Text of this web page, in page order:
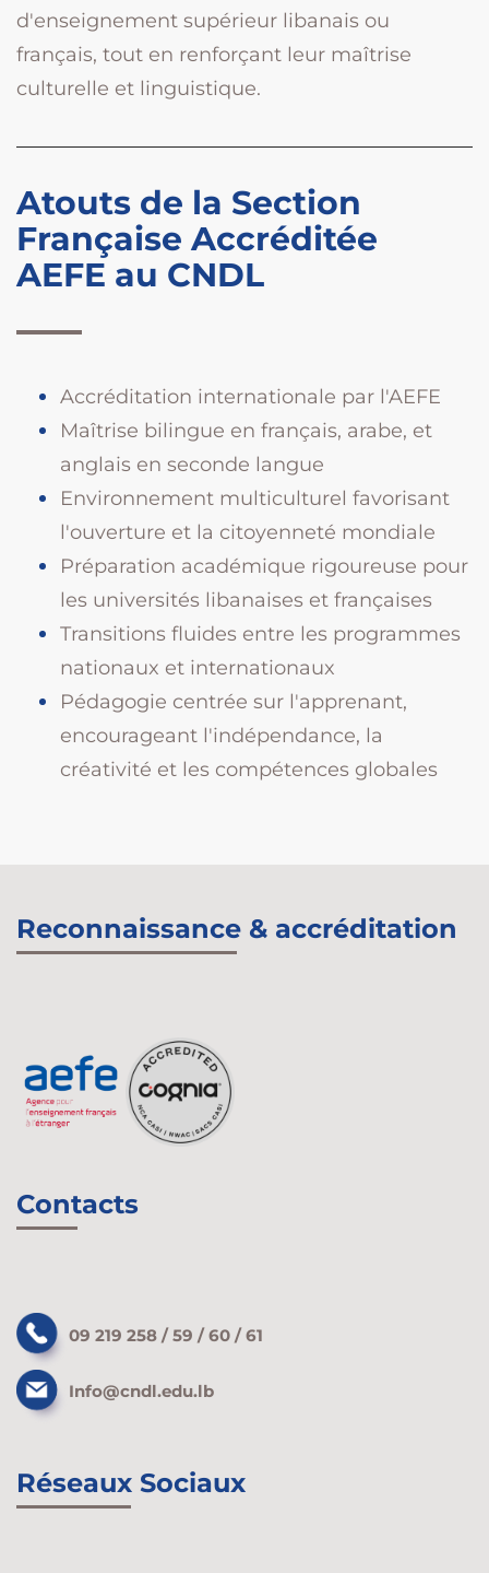
d'enseignement supérieur libanais ou
français, tout en renforçant leur maîtrise
culturelle et linguistique.
Atouts de la Section
Française Accréditée
AEFE au CNDL
Accréditation internationale par l'AEFE
Maîtrise bilingue en français, arabe, et
anglais en seconde langue
Environnement multiculturel favorisant
l'ouverture et la citoyenneté mondiale
Préparation académique rigoureuse pour
les universités libanaises et françaises
Transitions fluides entre les programmes
nationaux et internationaux
Pédagogie centrée sur l'apprenant,
encourageant l'indépendance, la
créativité et les compétences globales
Reconnaissance & accréditation
Contacts
09 219 258 / 59 / 60 / 61
Info@cndl.edu.lb
Réseaux Sociaux